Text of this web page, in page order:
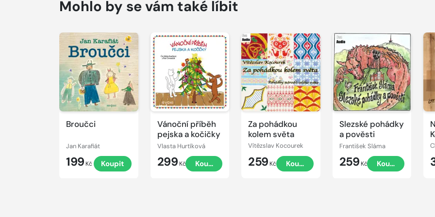
Mohlo by se vám také líbit
Broučci
Jan Karafiát
199 Kč Koupit
Přehrát
ukázku
Vánoční příběh
pejska a kočičky
Vlasta Hurtíková
299 Kč Koupit
Přehrát
ukázku
Za pohádkou
kolem světa
Vítězslav Kocourek
259 Kč Koupit
Přehrát
ukázku
Slezské pohádky
a pověsti
František Sláma
259 Kč Koupit
Přehrát
ukázku